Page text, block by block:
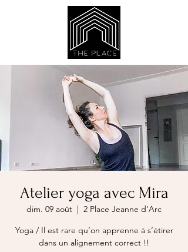
Atelier yoga avec Mira
dim. 09 août
  |
2 Place Jeanne d'Arc
Yoga / Il est rare qu’on apprenne à s’étirer
dans un alignement correct !!